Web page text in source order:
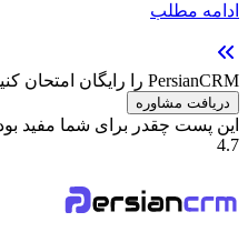
ادامه مطلب
PersianCRM را رایگان امتحان کنید.
دریافت مشاوره
این پست چقدر برای شما مفید
4.7